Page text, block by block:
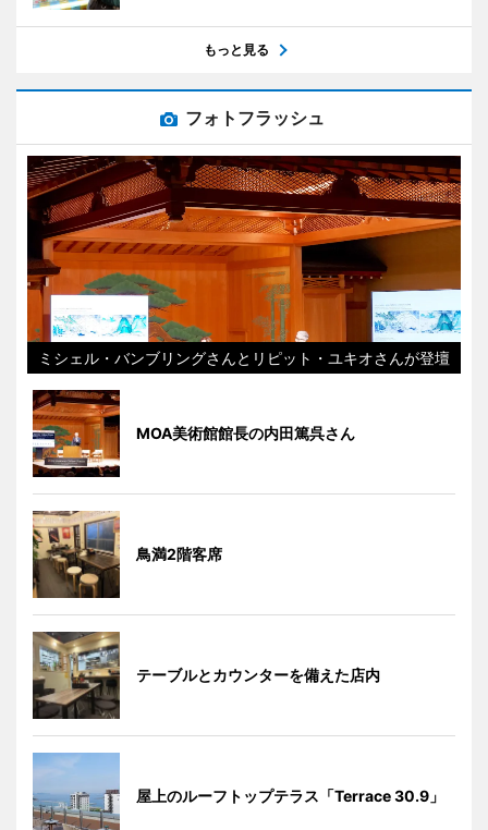
もっと見る
フォトフラッシュ
ミシェル・バンブリングさんとリピット・ユキオさんが登壇
MOA美術館館長の内田篤呉さん
鳥満2階客席
テーブルとカウンターを備えた店内
屋上のルーフトップテラス「Terrace 30.9」